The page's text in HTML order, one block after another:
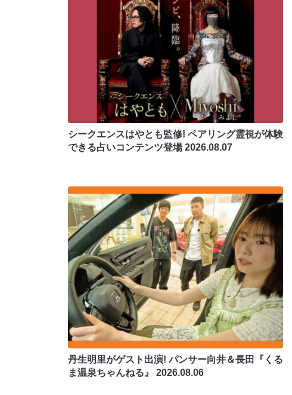
シークエンスはやとも監修! ペアリング霊視が体験
できる占いコンテンツ登場2026.08.07
丹生明里がゲスト出演! パンサー向井＆長田『くる
ま温泉ちゃんねる』 2026.08.06